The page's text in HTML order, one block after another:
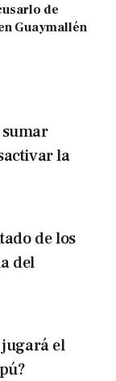
de
Guaymallén
la
de los
del
jugará el